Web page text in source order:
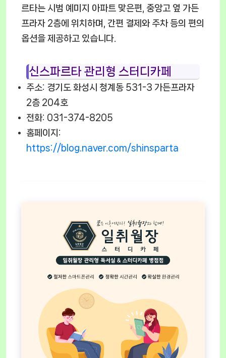
르타는 시범 예미지 아파트 맞은편, 중앙고 옆 가든
프라자 2층에 위치하며, 간편 결제와 주차 등의 편의
옵션을 제공하고 있습니다.
신스파르타 관리형 스터디카페
주소: 경기도 화성시 청계동 531-3 가든프라자
2층 204호
전화: 031-374-8205
홈페이지:
https://blog.naver.com/shinsparta